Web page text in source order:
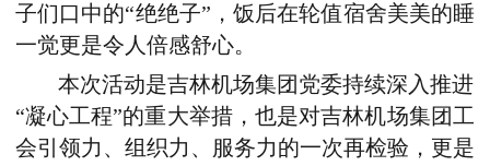
子们口中的“绝绝子”，饭后在轮值宿舍美美的睡
一觉更是令人倍感舒心。
本次活动是吉林机场集团党委持续深入推进
“凝心工程”的重大举措，也是对吉林机场集团工
会引领力、组织力、服务力的一次再检验，更是